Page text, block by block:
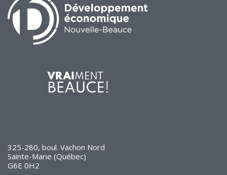
325-280, boul. Vachon Nord
Sainte-Marie (Québec)
G6E 0H2